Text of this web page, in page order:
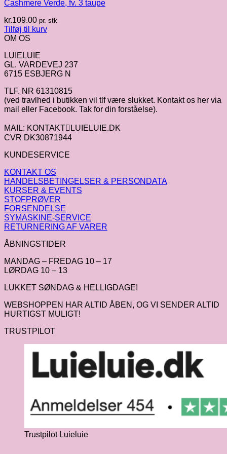
Cashmere Verde, fv. 3 taupe
kr.109.00 pr. stk
Tilføj til kurv
OM OS
LUIELUIE
GL. VARDEVEJ 237
6715 ESBJERG N
TLF. NR 61310815
(ved travlhed i butikken vil tlf være slukket. Kontakt os her via
mail eller Facebook. Tak for din forståelse).
MAIL: KONTAKTLUIELUIE.DK
CVR DK30871944
KUNDESERVICE
KONTAKT OS
HANDELSBETINGELSER & PERSONDATA
KURSER & EVENTS
STOFPRØVER
FORSENDELSE
SYMASKINE-SERVICE
RETURNERING AF VARER
ÅBNINGSTIDER
MANDAG – FREDAG 10 – 17
LØRDAG 10 – 13
LUKKET SØNDAG & HELLIGDAGE!
WEBSHOPPEN HAR ALTID ÅBEN, OG VI SENDER ALTID
HURTIGST MULIGT!
TRUSTPILOT
Trustpilot Luieluie